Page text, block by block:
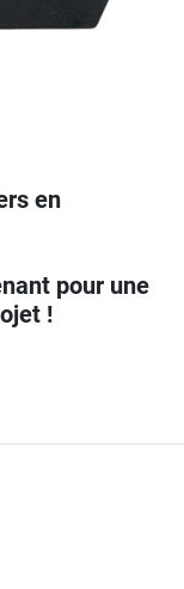
en
pour une
!